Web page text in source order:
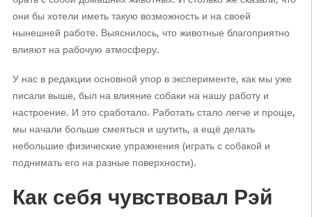
они бы хотели иметь такую возможность и на своей
нынешней работе. Выяснилось, что животные благоприятно
влияют на рабочую атмосферу.
У нас в редакции основной упор в эксперименте, как мы уже
писали выше, был на влияние собаки на нашу работу и
настроение. И это сработало. Работать стало легче и проще,
мы начали больше смеяться и шутить, а ещё делать
небольшие физические упражнения (играть с собакой и
поднимать его на разные поверхности).
Как себя чувствовал Рэй